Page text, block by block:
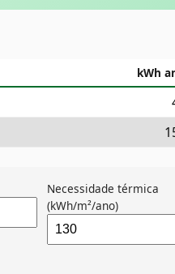
kWh
Necessidade térmica
(kWh/m²/ano)